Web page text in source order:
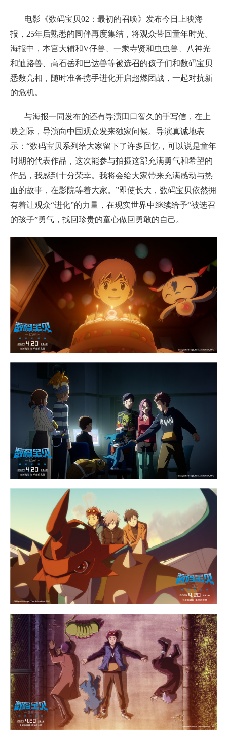
电影《数码宝贝02：最初的召唤》发布今日上映海
报，25年后熟悉的同伴再度集结，将观众带回童年时光。
海报中，本宫大辅和V仔兽、一乘寺贤和虫虫兽、八神光
和迪路兽、高石岳和巴达兽等被选召的孩子们和数码宝贝
悉数亮相，随时准备携手进化开启超燃团战，一起对抗新
的危机。
与海报一同发布的还有导演田口智久的手写信，在上
映之际，导演向中国观众发来独家问候。导演真诚地表
示：“数码宝贝系列给大家留下了许多回忆，可以说是童年
时期的代表作品，这次能参与拍摄这部充满勇气和希望的
作品，我感到十分荣幸。我将会给大家带来充满感动与热
血的故事，在影院等着大家。”即使长大，数码宝贝依然拥
有着让观众“进化”的力量，在现实世界中继续给予“被选召
的孩子”勇气，找回珍贵的童心做回勇敢的自己。